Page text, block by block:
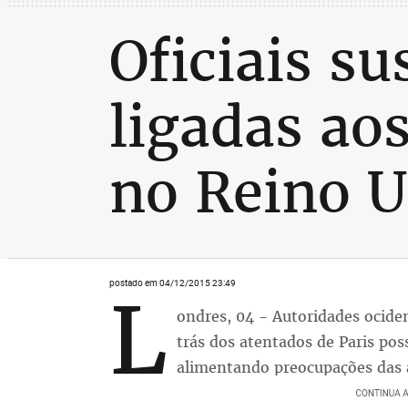
Oficiais
ligadas
no Reino
postado em 04/12/2015 23:49
L ondres, 04 - Autoridades
trás dos atentados de Paris
alimentando preocupações das